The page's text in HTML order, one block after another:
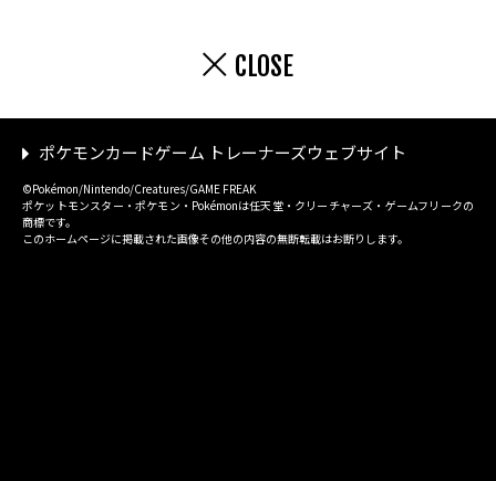
CLOSE
ポケモンカードゲーム トレーナーズウェブサイト
©Pokémon/Nintendo/Creatures/GAME FREAK
ポケットモンスター・ポケモン・Pokémonは任天堂・クリーチャーズ・ゲームフリークの
商標です。
このホームページに掲載された画像その他の内容の無断転載はお断りします。